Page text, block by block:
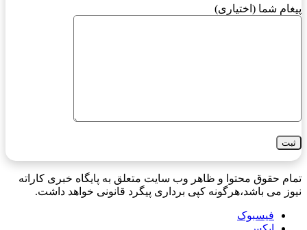
پیغام شما (اختیاری)
تمام حقوق محتوا و ظاهر وب سایت متعلق به پایگاه خبری کاراته
نیوز می باشد،هرگونه کپی برداری پیگرد قانونی خواهد داشت.
فیسبوک